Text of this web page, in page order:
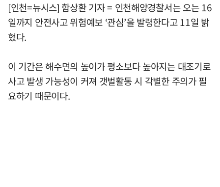
[인천=뉴시스] 함상환 기자 = 인천해양경찰서는 오는 16
일까지 안전사고 위험예보 ‘관심’을 발령한다고 11일 밝
혔다.
이 기간은 해수면의 높이가 평소보다 높아지는 대조기로
사고 발생 가능성이 커져 갯벌활동 시 각별한 주의가 필
요하기 때문이다.